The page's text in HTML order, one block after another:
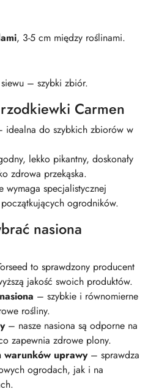
, 3-5 cm między roślinami.
– szybki zbiór.
Carmen
idealna do szybkich zbiorów w
lekko pikantny, doskonały
zdrowa przekąska.
wymaga specjalistycznej
ogrodników.
nasiona
to sprawdzony producent
jakość swoich produktów.
– szybkie i równomierne
rośliny.
– nasze nasiona są odporne na
zapewnia zdrowe plony.
warunków uprawy– sprawdza
ogrodach, jak i na